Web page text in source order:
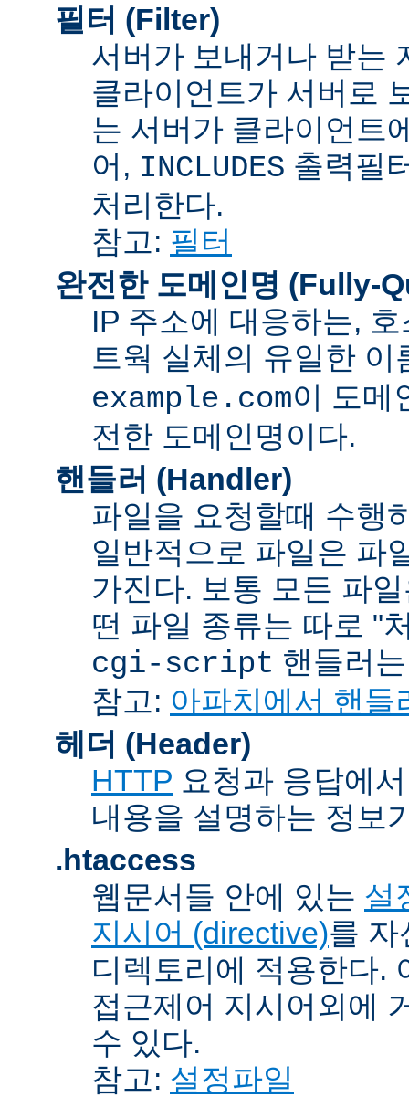
필터 (Filter)
서버가 보내거나 받는
클라이언트가 서버로
는 서버가 클라이언트
어, INCLUDES 출력필
처리한다.
참고: 필터
완전한 도메인명 (Fully-
IP 주소에 대응하는,
트웍 실체의 유일한
example.com이 도메
전한 도메인명이다.
핸들러 (Handler)
파일을 요청할때 수행
일반적으로 파일은 파
가진다. 보통 모든 파
떤 파일 종류는 따로 "
cgi-script 핸들러
참고: 아파치에서 핸들
헤더 (Header)
HTTP 요청과 응답에
내용을 설명하는 정보
.htaccess
웹문서들 안에 있는 설
지시어 (directive)를 자
디렉토리에 적용한다.
접근제어 지시어외에
수 있다.
참고: 설정파일